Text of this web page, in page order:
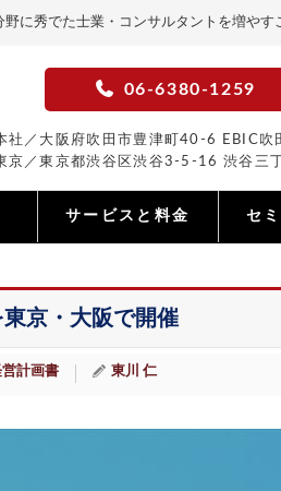
に秀でた士業・コンサルタントを増や
06-6380-1259
社／大阪府吹田市豊津町40-6 EBIC吹
京／東京都渋谷区渋谷3-5-16 渋谷三
サービスと料金 セ
京・大阪で開催
営計画書 東川 仁